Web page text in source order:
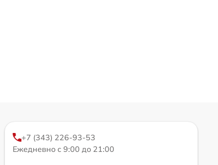
+7 (343) 226-93-53
Ежедневно с 9:00 до 21:00